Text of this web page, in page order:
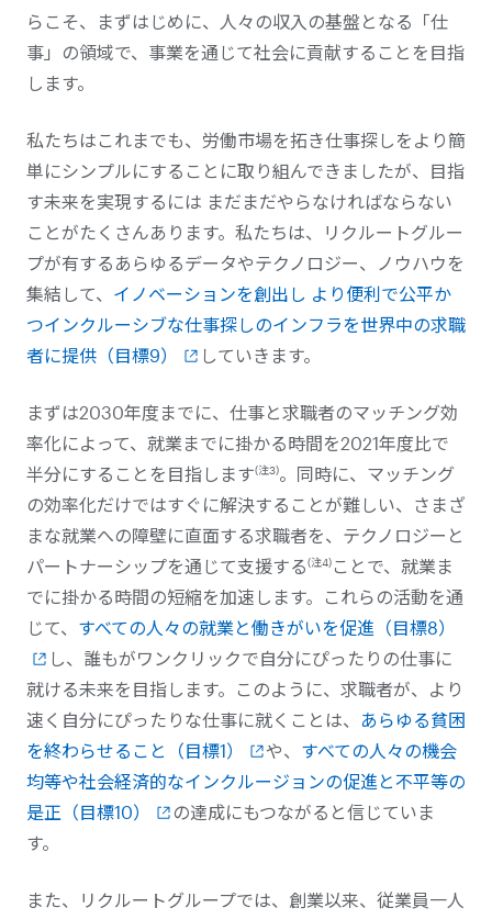
らこそ、まずはじめに、人々の収入の基盤となる「仕
事」の領域で、事業を通じて社会に貢献することを目指
します。
私たちはこれまでも、労働市場を拓き仕事探しをより簡
単にシンプルにすることに取り組んできましたが、目指
す未来を実現するには まだまだやらなければならない
ことがたくさんあります。私たちは、リクルートグルー
プが有するあらゆるデータやテクノロジー、ノウハウを
集結して、 イノベーションを創出し より便利で公平か
つインクルーシブな仕事探しのインフラを世界中の求職
者に提供（目標9）
していきます。
まずは2030年度までに、仕事と求職者のマッチング効
率化によって、就業までに掛かる時間を2021年度比で
半分にすることを目指します(注3)。同時に、マッチング
の効率化だけではすぐに解決することが難しい、さまざ
まな就業への障壁に直面する求職者を、テクノロジーと
パートナーシップを通じて支援する(注4) ことで、就業ま
でに掛かる時間の短縮を加速します。これらの活動を通
じて、 すべての人々の就業と働きがいを促進（目標8）
し、誰もがワンクリックで自分にぴったりの仕事に
就ける未来を目指します。このように、求職者が、より
速く自分にぴったりな仕事に就くことは、 あらゆる貧困
を終わらせること（目標1）
や、 すべての人々の機会
均等や社会経済的なインクルージョンの促進と不平等の
是正（目標10）
の達成にもつながると信じていま
す。
また、リクルートグループでは、創業以来、従業員一人